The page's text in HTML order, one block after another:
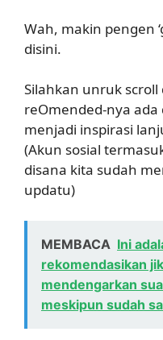
Wah, makin pengen
disini.
Silahkan unruk
reOmended-nya ada
menjadi inspirasi
(Akun sosial
disana kita sudah
updatu)
MEMBACA Ini
rekomendasikan
mendengarkan
meskipun sudah